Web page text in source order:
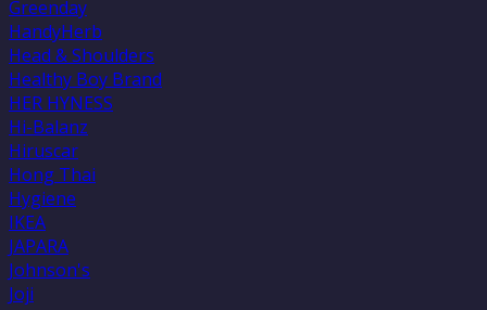
Greenday
HandyHerb
Head & Shoulders
Healthy Boy Brand
HER HYNESS
Hi-Balanz
Hiruscar
Hong Thai
Hygiene
IKEA
JAPARA
Johnson's
Joji